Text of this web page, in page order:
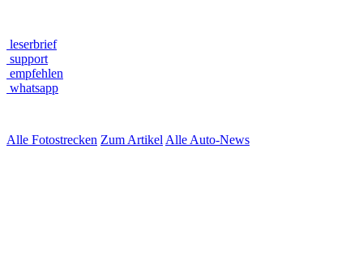
leserbrief
support
empfehlen
whatsapp
Alle Fotostrecken Zum Artikel Alle Auto-News